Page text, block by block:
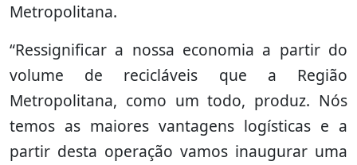
Metropolitana.
“Ressignificar a nossa economia a partir do
volume de recicláveis que a Região
Metropolitana, como um todo, produz. Nós
temos as maiores vantagens logísticas e a
partir desta operação vamos inaugurar uma